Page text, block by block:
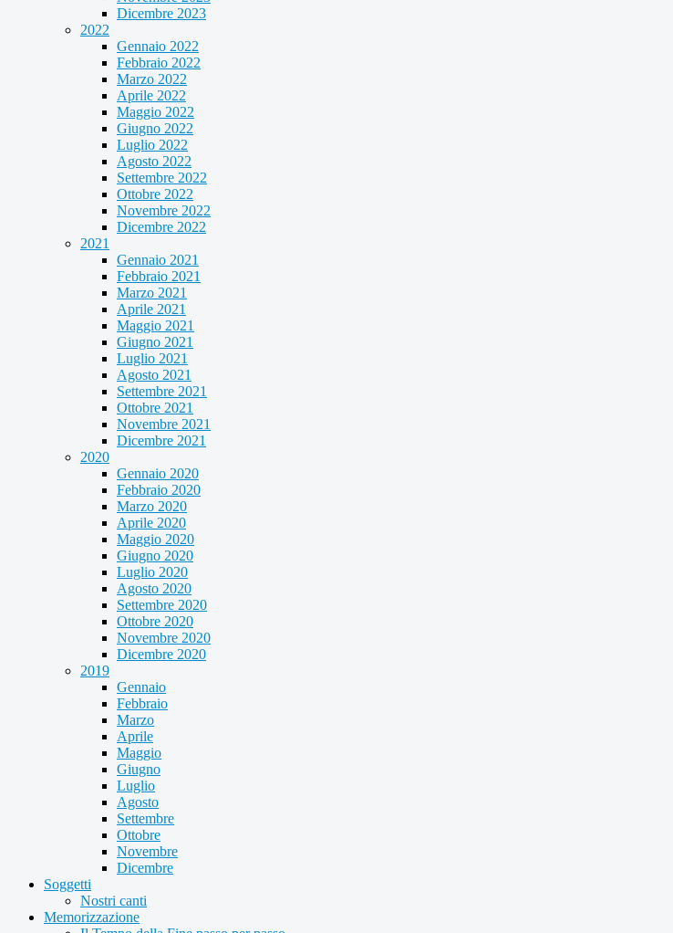
Dicembre 2023
2022
Gennaio 2022
Febbraio 2022
Marzo 2022
Aprile 2022
Maggio 2022
Giugno 2022
Luglio 2022
Agosto 2022
Settembre 2022
Ottobre 2022
Novembre 2022
Dicembre 2022
2021
Gennaio 2021
Febbraio 2021
Marzo 2021
Aprile 2021
Maggio 2021
Giugno 2021
Luglio 2021
Agosto 2021
Settembre 2021
Ottobre 2021
Novembre 2021
Dicembre 2021
2020
Gennaio 2020
Febbraio 2020
Marzo 2020
Aprile 2020
Maggio 2020
Giugno 2020
Luglio 2020
Agosto 2020
Settembre 2020
Ottobre 2020
Novembre 2020
Dicembre 2020
2019
Gennaio
Febbraio
Marzo
Aprile
Maggio
Giugno
Luglio
Agosto
Settembre
Ottobre
Novembre
Dicembre
Soggetti
Nostri canti
Memorizzazione